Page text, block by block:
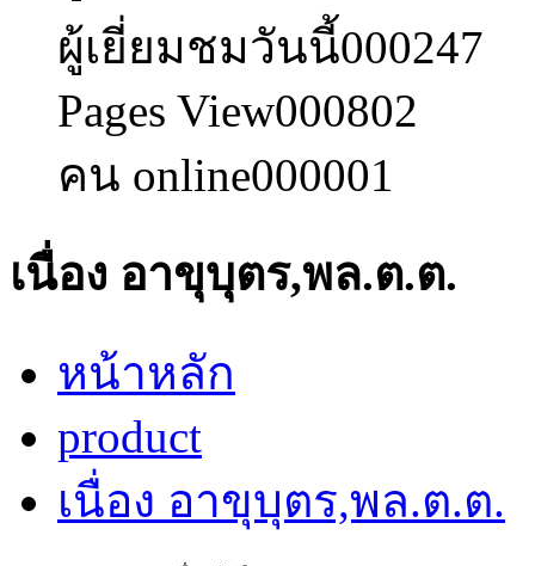
ผู้เยี่ยมชมวันนี้000247
Pages View000802
คน online000001
เนื่อง อาขุบุตร,พล.ต.ต.
หน้าหลัก
product
เนื่อง อาขุบุตร,พล.ต.ต.